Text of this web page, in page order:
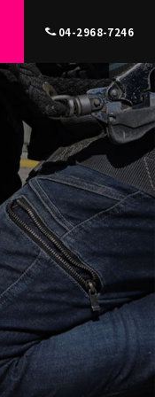
04-2968-7246